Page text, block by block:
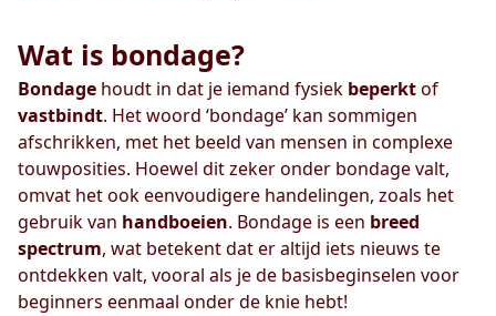
Wat is bondage?
Bondage houdt in dat je iemand fysiek beperktof
vastbindt. Het woord ‘bondage’ kan sommigen
afschrikken, met het beeld van mensen in complexe
touwposities. Hoewel dit zeker onder bondage valt,
omvat het ook eenvoudigere handelingen, zoals het
gebruik van handboeien. Bondage is een breed
spectrum, wat betekent dat er altijd iets nieuws te
ontdekken valt, vooral als je de basisbeginselen voor
beginners eenmaal onder de knie hebt!